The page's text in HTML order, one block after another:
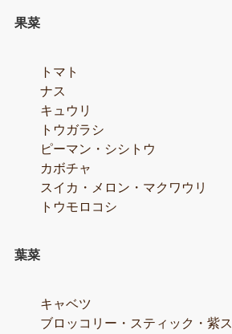
果菜
トマト
ナス
キュウリ
トウガラシ
ピーマン・シシトウ
カボチャ
スイカ・メロン・マクワウリ
トウモロコシ
葉菜
キャベツ
ブロッコリー・スティック・紫